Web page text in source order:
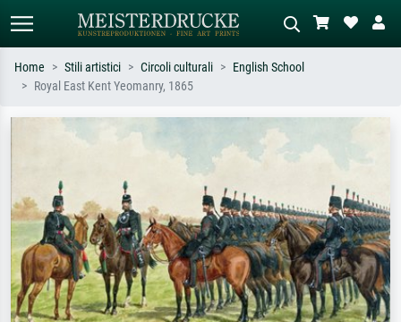
Cerca per artista, titolo o stile – es.
Descrivi la scena – es. prato verde,
astratto con molto rosso, dipinto a
Home Stili artistici Circoli culturali
English School
Royal East Kent Yeomanry, 1865